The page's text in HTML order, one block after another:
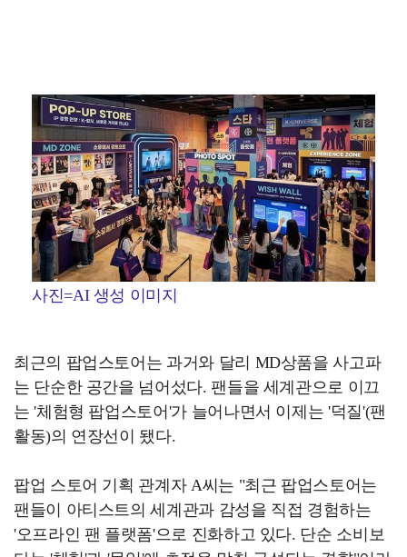
사진=AI 생성 이미지
최근의 팝업스토어는 과거와 달리 MD상품을 사고파
는 단순한 공간을 넘어섰다. 팬들을 세계관으로 이끄
는 '체험형 팝업스토어'가 늘어나면서 이제는 '덕질'(팬
활동)의 연장선이 됐다.
팝업 스토어 기획 관계자 A씨는 "최근 팝업스토어는
팬들이 아티스트의 세계관과 감성을 직접 경험하는
'오프라인 팬 플랫폼'으로 진화하고 있다. 단순 소비보